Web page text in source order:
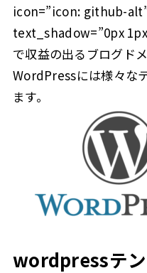
icon=”icon: github-
text_shadow=”0px
で収益の出るブログ
WordPressには様々な
ます。
wordpressテ